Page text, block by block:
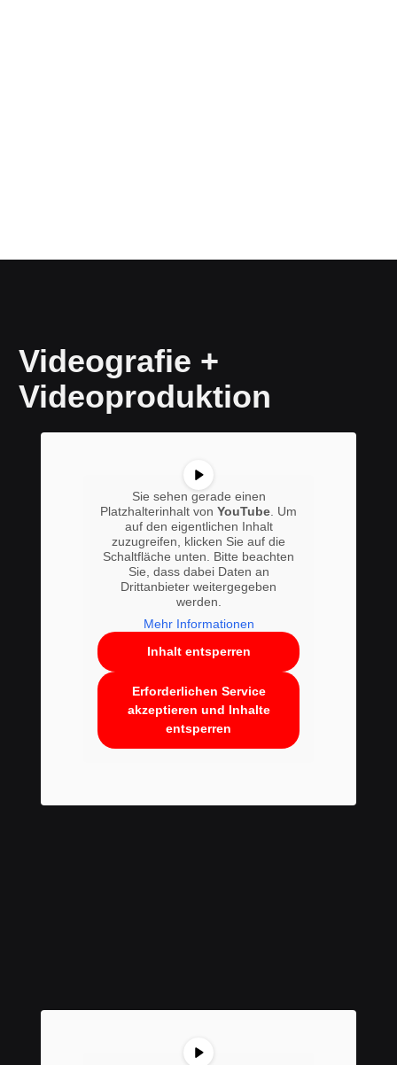
Videografie +
Videoproduktion
Sie sehen gerade einen
Platzhalterinhalt von YouTube . Um
auf den eigentlichen Inhalt
zuzugreifen, klicken Sie auf die
Schaltfläche unten. Bitte beachten
Sie, dass dabei Daten an
Drittanbieter weitergegeben
werden.
Mehr Informationen
Inhalt entsperren
Erforderlichen Service
akzeptieren und Inhalte
entsperren